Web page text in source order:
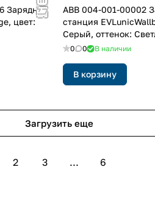
Зарядная
цвет:
ABB 004-001-00002
станция
Серый, оттенок:
0 0 В наличии
В корзину
Загрузить еще
2 3 ... 6